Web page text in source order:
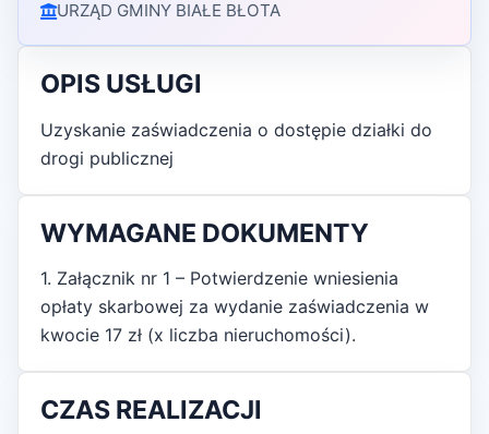
URZĄD GMINY BIAŁE BŁOTA
OPIS USŁUGI
Uzyskanie zaświadczenia o dostępie działki do
drogi publicznej
WYMAGANE DOKUMENTY
1. Załącznik nr 1 – Potwierdzenie wniesienia
opłaty skarbowej za wydanie zaświadczenia w
kwocie 17 zł (x liczba nieruchomości).
CZAS REALIZACJI